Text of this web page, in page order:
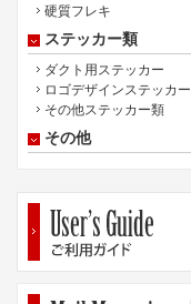
硬質フレキ
ステッカー類
ダクト用ステッカー
ロゴデザインステッカー
その他ステッカー類
その他